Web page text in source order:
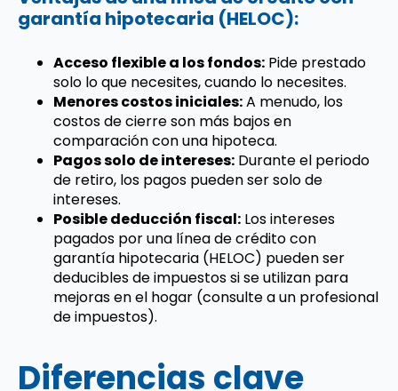
garantía hipotecaria (HELOC):
Acceso flexible a los fondos: Pide prestado
solo lo que necesites, cuando lo necesites.
Menores costos iniciales:A menudo, los
costos de cierre son más bajos en
comparación con una hipoteca.
Pagos solo de intereses: Durante el periodo
de retiro, los pagos pueden ser solo de
intereses.
Posible deducción fiscal: Los intereses
pagados por una línea de crédito con
garantía hipotecaria (HELOC) pueden ser
deducibles de impuestos si se utilizan para
mejoras en el hogar (consulte a un profesional
de impuestos).
Diferencias clave